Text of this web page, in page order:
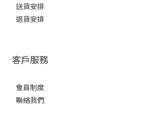
送貨安排
退貨安排
客戶服務
會員制度
聯絡我們